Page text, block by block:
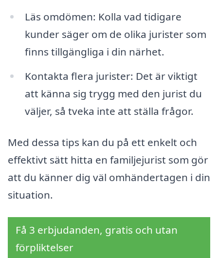
Läs omdömen: Kolla vad tidigare
kunder säger om de olika jurister som
finns tillgängliga i din närhet.
Kontakta flera jurister: Det är viktigt
att känna sig trygg med den jurist du
väljer, så tveka inte att ställa frågor.
Med dessa tips kan du på ett enkelt och
effektivt sätt hitta en familjejurist som gör
att du känner dig väl omhändertagen i din
situation.
Få 3 erbjudanden, gratis och utan
förpliktelser